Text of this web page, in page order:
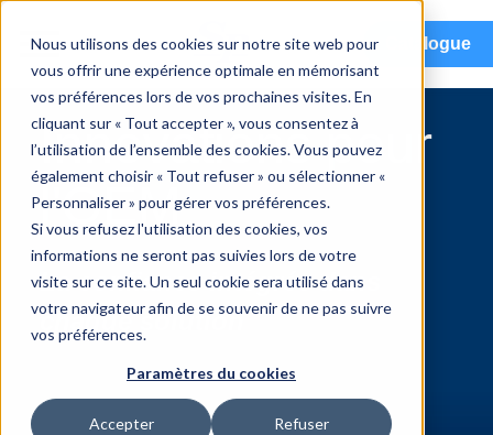
Nous utilisons des cookies sur notre site web pour
vous offrir une expérience optimale en mémorisant
vos préférences lors de vos prochaines visites. En
cliquant sur « Tout accepter », vous consentez à
l’utilisation de l’ensemble des cookies. Vous pouvez
également choisir « Tout refuser » ou sélectionner «
Personnaliser » pour gérer vos préférences.
Si vous refusez l'utilisation des cookies, vos
informations ne seront pas suivies lors de votre
visite sur ce site. Un seul cookie sera utilisé dans
votre navigateur afin de se souvenir de ne pas suivre
vos préférences.
Paramètres du cookies
Accepter Refuser
menu Catalogue
Innovations pour
l'OEM
La confiance intégrée dans
chaque solution